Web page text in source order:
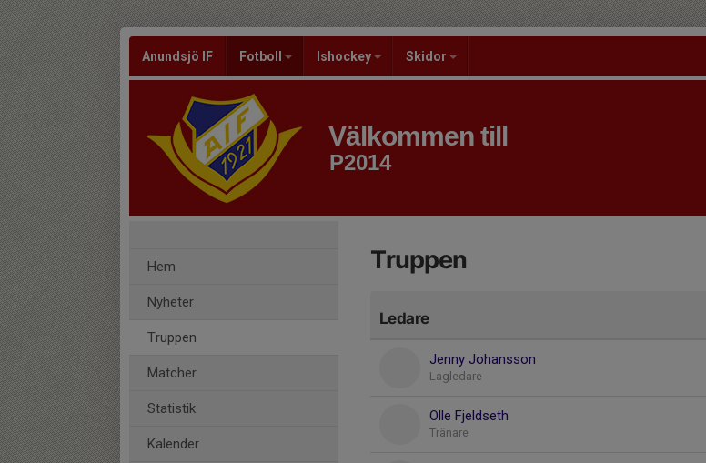
Anundsjö IF Fotboll Ishockey Skidor
Välkommen till
P2014
Hem
Nyheter
Truppen
Matcher
Statistik
Kalender
Truppen
Ledare
Jenny Johansson
Lagledare
Olle Fjeldseth
Tränare